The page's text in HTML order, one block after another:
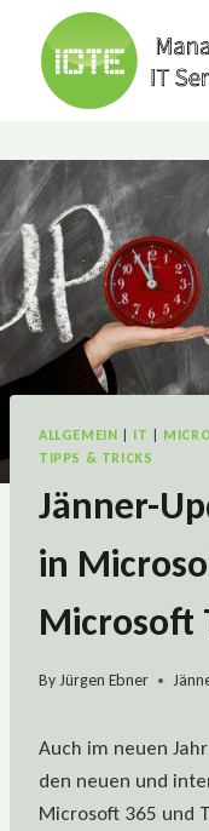
content
ALLGEMEIN | IT |
TIPPS & TRICKS
Jänner-
in
Microsoft
ByJürgen Ebner
Auch im neuen
den neuen und
Microsoft 365 und